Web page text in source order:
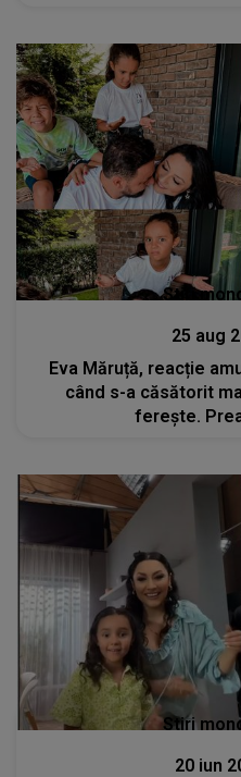
Stiri
25 aug
Eva Măruță, reacție
când s-a căsătorit
ferește.
Stiri
20 iun